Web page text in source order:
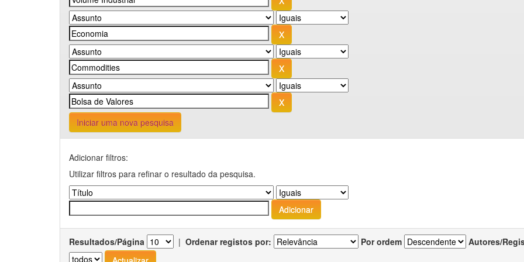
Iniciar uma nova pesquisa
Adicionar filtros:
Utilizar filtros para refinar o resultado da pesquisa.
Resultados/Página | Ordenar registos por: Por ordem Autores/